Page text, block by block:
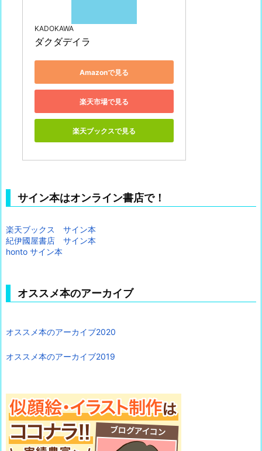
KADOKAWA
ダクダデイラ
Amazonで見る
楽天市場で見る
楽天ブックスで見る
サイン本はオンライン書店で！
楽天ブックス サイン本
紀伊國屋書店 サイン本
honto サイン本
オススメ本のアーカイブ
オススメ本のアーカイブ2020
オススメ本のアーカイブ2019